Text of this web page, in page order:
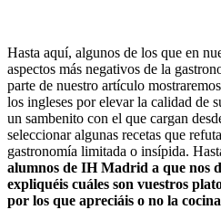
Hasta aquí, algunos de los que en
aspectos más negativos de la
parte de nuestro artículo
los ingleses por elevar la calidad de
un sambenito con el que cargan
seleccionar algunas recetas que
gastronomía limitada o insípida.
alumnos de IH Madrid a que nos
expliquéis cuáles son vuestros
por los que apreciáis o no la